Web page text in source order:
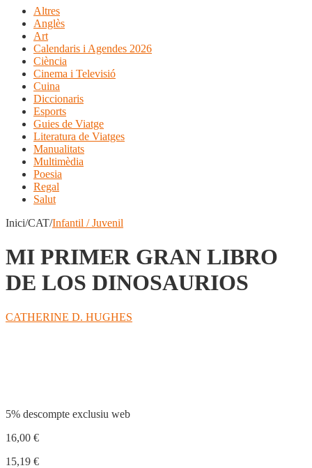
Altres
Anglès
Art
Calendaris i Agendes 2026
Ciència
Cinema i Televisió
Cuina
Diccionaris
Esports
Guies de Viatge
Literatura de Viatges
Manualitats
Multimèdia
Poesia
Regal
Salut
Inici/CAT/Infantil / Juvenil
MI PRIMER GRAN LIBRO
DE LOS DINOSAURIOS
CATHERINE D. HUGHES
5% descompte exclusiu web
16,00 €
15,19 €